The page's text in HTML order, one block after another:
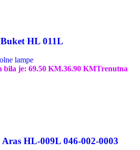
HL 011L
lampe
bila je: 69.50 KM.36.90 KMTrenutna
HL-009L 046-002-0003